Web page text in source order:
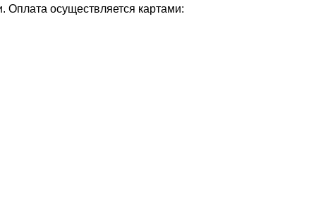
Оплата осуществляется картами: